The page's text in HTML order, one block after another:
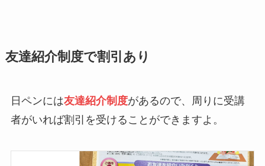
友達紹介制度で割引あり
日ペンには友達紹介制度があるので、周りに受講
者がいれば割引を受けることができますよ。